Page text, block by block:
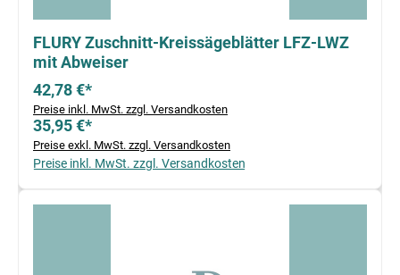
FLURY Zuschnitt-Kreissägeblätter LFZ-LWZ
mit Abweiser
42,78 €*
Preise inkl. MwSt. zzgl. Versandkosten
35,95 €*
Preise exkl. MwSt. zzgl. Versandkosten
Preise inkl. MwSt. zzgl. Versandkosten